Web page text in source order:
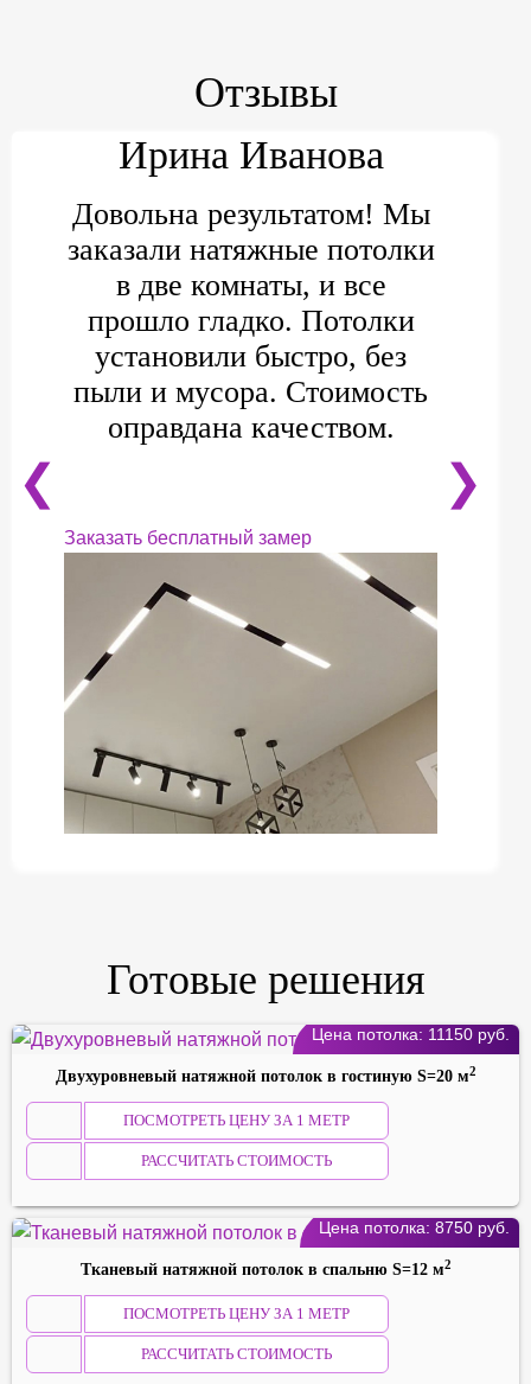
Отзывы
❮
Ирина Иванова
Довольна результатом! Мы
заказали натяжные потолки
в две комнаты, и все
прошло гладко. Потолки
установили быстро, без
пыли и мусора. Стоимость
оправдана качеством.
Заказать бесплатный замер
❯
Готовые решения
Цена потолка: 11150 руб.
Двухуровневый натяжной потолок в гостиную S=20 м2
ПОСМОТРЕТЬ ЦЕНУ ЗА 1 МЕТР
РАССЧИТАТЬ СТОИМОСТЬ
Цена потолка: 8750 руб.
Тканевый натяжной потолок в спальню S=12 м2
ПОСМОТРЕТЬ ЦЕНУ ЗА 1 МЕТР
РАССЧИТАТЬ СТОИМОСТЬ